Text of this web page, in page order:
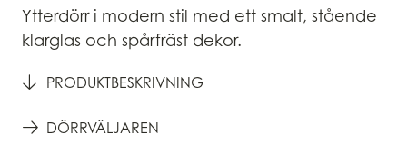
Ytterdörr i modern stil med ett smalt, stående
klarglas och spårfräst dekor.
PRODUKTBESKRIVNING
DÖRRVÄLJAREN